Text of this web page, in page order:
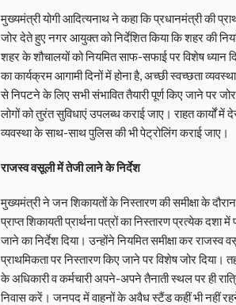
मुख्यमंत्री योगी आदित्यनाथ ने कहा कि प्रधानमंत्री की
जोर देते हुए नगर आयुक्त को निर्देशित किया कि शहर की
शहर के शौचालयों को नियमित साफ-सफाई पर विशेष ध्यान
का कार्यक्रम आगामी दिनों में होना है, अच्छी स्वच्छता
से निपटने के लिए सभी संभावित तैयारी पूर्ण किए जाने पर
लोगों को तुरंत सुविधाएं उपलब्ध कराई जाए। राहत कार्यों में
व्यवस्था के साथ-साथ पुलिस की भी पेट्रोलिंग कराई जाए।
राजस्व वसूली में तेजी लाने के निर्देश
मुख्यमंत्री ने जन शिकायतों के निस्तारण की समीक्षा के
प्राप्त शिकायती प्रार्थना पत्रों का निस्तारण प्रत्येक दशा
जाने का निर्देश दिया। उन्होंने नियमित समीक्षा कर राजस्व
प्राथमिकता पर निस्तारण किए जाने पर विशेष जोर दिया।
के अधिकारी व कर्मचारी अपने-अपने तैनाती स्थल पर ही
निवास करें। जनपद में वाहनों के अवैध स्टैंड कहीं भी नहीं